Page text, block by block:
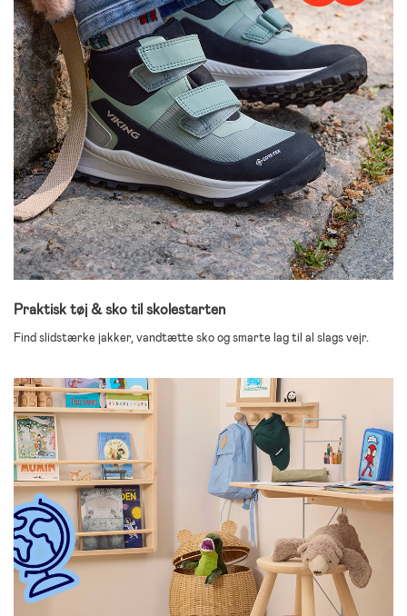
Praktisk tøj & sko til skolestarten
Find slidstærke jakker, vandtætte sko og smarte lag til al slags vejr.